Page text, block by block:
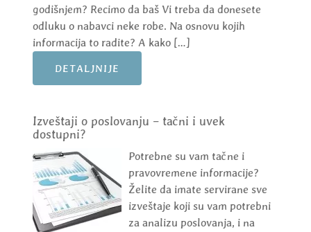
godišnjem? Recimo da baš Vi treba da donesete
odluku o nabavci neke robe. Na osnovu kojih
informacija to radite? A kako […]
DETALJNIJE
Izveštaji o poslovanju – tačni i uvek
dostupni?
Potrebne su vam tačne i
pravovremene informacije?
Želite da imate servirane sve
izveštaje koji su vam potrebni
za analizu poslovanja, i na